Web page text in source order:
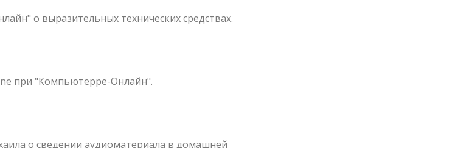
о выразительных технических средствах.
при "Компьютерре-Онлайн".
о сведении аудиоматериала в домашней